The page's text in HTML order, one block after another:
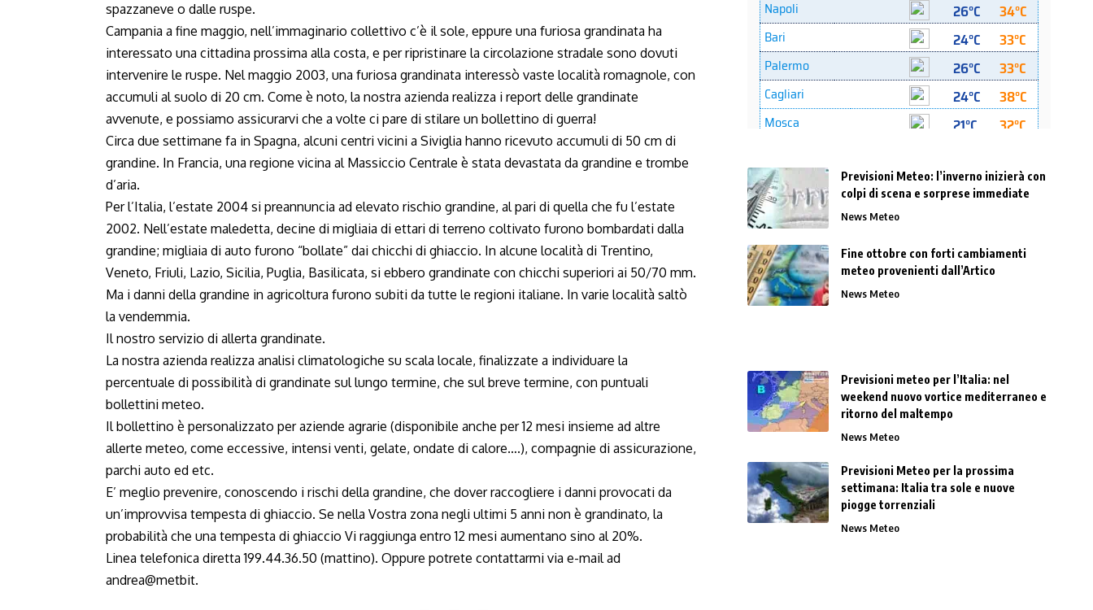
spazzaneve o dalle ruspe.
Campania a fine maggio, nell’immaginario collettivo c’è il sole, eppure una furiosa grandinata ha
interessato una cittadina prossima alla costa, e per ripristinare la circolazione stradale sono dovuti
intervenire le ruspe. Nel maggio 2003, una furiosa grandinata interessò vaste località romagnole, con
accumuli al suolo di 20 cm. Come è noto, la nostra azienda realizza i report delle grandinate
avvenute, e possiamo assicurarvi che a volte ci pare di stilare un bollettino di guerra!
Circa due settimane fa in Spagna, alcuni centri vicini a Siviglia hanno ricevuto accumuli di 50 cm di
grandine. In Francia, una regione vicina al Massiccio Centrale è stata devastata da grandine e trombe
d’aria.
Per l’Italia, l’estate 2004 si preannuncia ad elevato rischio grandine, al pari di quella che fu l’estate
2002. Nell’estate maledetta, decine di migliaia di ettari di terreno coltivato furono bombardati dalla
grandine; migliaia di auto furono “bollate” dai chicchi di ghiaccio. In alcune località di Trentino,
Veneto, Friuli, Lazio, Sicilia, Puglia, Basilicata, si ebbero grandinate con chicchi superiori ai 50/70 mm.
Ma i danni della grandine in agricoltura furono subiti da tutte le regioni italiane. In varie località saltò
la vendemmia.
Il nostro servizio di allerta grandinate.
La nostra azienda realizza analisi climatologiche su scala locale, finalizzate a individuare la
percentuale di possibilità di grandinate sul lungo termine, che sul breve termine, con puntuali
bollettini meteo.
Il bollettino è personalizzato per aziende agrarie (disponibile anche per 12 mesi insieme ad altre
allerte meteo, come eccessive, intensi venti, gelate, ondate di calore….), compagnie di assicurazione,
parchi auto ed etc.
E’ meglio prevenire, conoscendo i rischi della grandine, che dover raccogliere i danni provocati da
un’improvvisa tempesta di ghiaccio. Se nella Vostra zona negli ultimi 5 anni non è grandinato, la
probabilità che una tempesta di ghiaccio Vi raggiunga entro 12 mesi aumentano sino al 20%.
Linea telefonica diretta199.44.36.50 (mattino). Oppure potrete contattarmi via e-mail ad
andrea@metbit.
Previsioni Meteo: l’inverno inizierà con
colpi di scena e sorprese immediate
News Meteo
Fine ottobre con forti cambiamenti
meteo provenienti dall’Artico
News Meteo
Previsioni meteo per l’Italia: nel
weekend nuovo vortice mediterraneo e
ritorno del maltempo
News Meteo
Previsioni Meteo per la prossima
settimana: Italia tra sole e nuove
piogge torrenziali
News Meteo